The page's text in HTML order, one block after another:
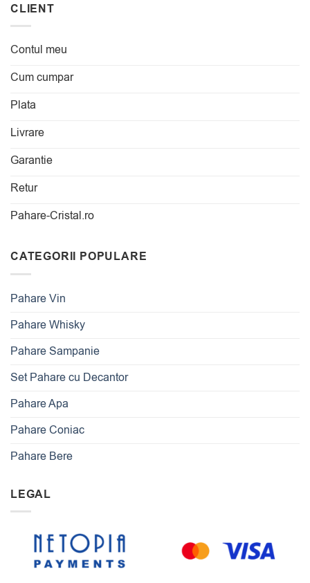
CLIENT
Contul meu
Cum cumpar
Plata
Livrare
Garantie
Retur
Pahare-Cristal.ro
CATEGORII POPULARE
Pahare Vin
Pahare Whisky
Pahare Sampanie
Set Pahare cu Decantor
Pahare Apa
Pahare Coniac
Pahare Bere
LEGAL